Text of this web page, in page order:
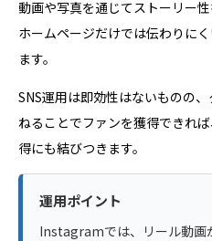
動画や写真を通じてストーリー
ホームページだけでは伝わりに
ます。
SNS運用は即効性はないものの
ねることでファンを獲得できれ
得にも結びつきます。
運用ポイント
Instagramでは、リール動画